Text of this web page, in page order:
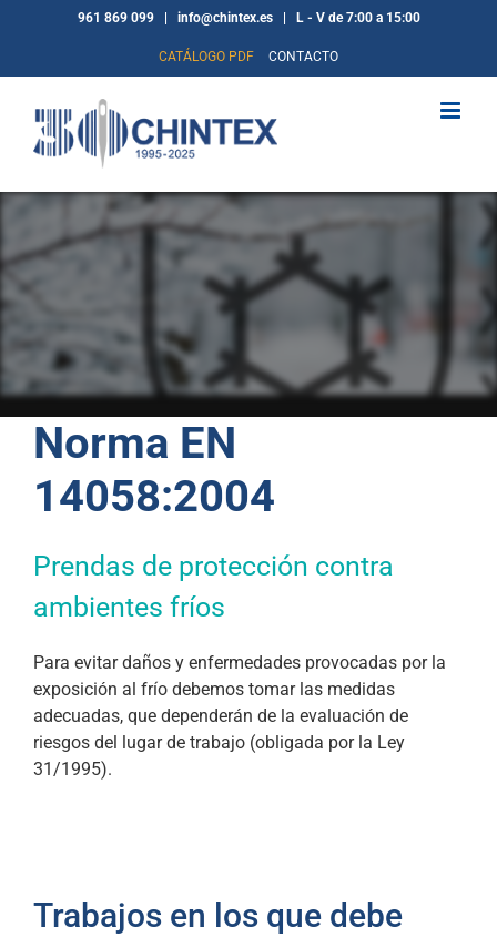
961 869 099 | info@chintex.es | L - V de 7:00 a 15:00
CATÁLOGO PDF CONTACTO
Norma EN
14058:2004
Prendas de protección contra
ambientes fríos
Para evitar daños y enfermedades provocadas por la
exposición al frío debemos tomar las medidas
adecuadas, que dependerán de la evaluación de
riesgos del lugar de trabajo (obligada por la Ley
31/1995).
Trabajos en los que debe